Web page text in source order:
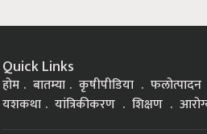
Quick Links
होम बातम्या कृषीपीडिया फलोत्पादन
यशकथा
यांत्रिकीकरण शिक्षण